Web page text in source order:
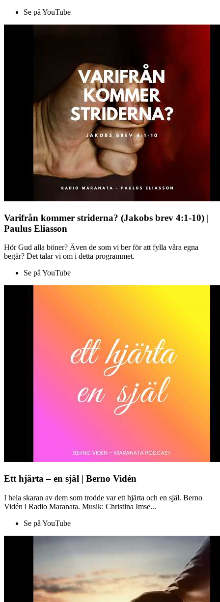
Se på YouTube
Varifrån kommer striderna? (Jakobs brev 4:1-10) |
Paulus Eliasson
Hör Gud alla böner? Även de som vi ber för att fylla våra egna
begär? Det talar vi om i detta programmet.
Se på YouTube
Ett hjärta – en själ | Berno Vidén
I hela skaran av dem som trodde var ett hjärta och en själ. Berno
Vidén i Radio Maranata. Musik: Christina Imse...
Se på YouTube